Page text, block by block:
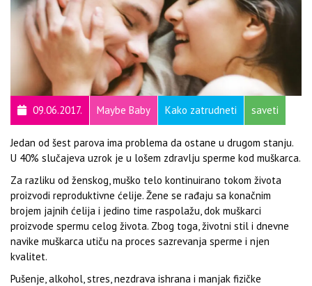
09.06.2017. Maybe Baby Kako zatrudneti saveti
Jedan od šest parova ima problema da ostane u drugom stanju.
U 40% slučajeva uzrok je u lošem zdravlju sperme kod muškarca.
Za razliku od ženskog, muško telo kontinuirano tokom života
proizvodi reproduktivne ćelije. Žene se rađaju sa konačnim
brojem jajnih ćelija i jedino time raspolažu, dok muškarci
proizvode spermu celog života. Zbog toga, životni stil i dnevne
navike muškarca utiču na proces sazrevanja sperme i njen
kvalitet.
Pušenje, alkohol, stres, nezdrava ishrana i manjak fizičke